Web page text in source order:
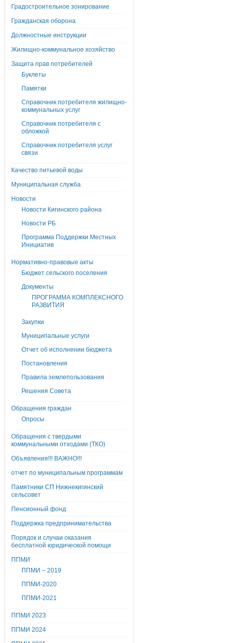
Градостроительное зонирование
Гражданская оборона
Должностные инструкции
Жилищно-коммунальное хозяйство
Защита прав потребителей
Буклеты
Памятки
Справочник потребителя жилищно-
коммунальных услуг
Справочник потребителя с
обложкой
Справочник потребителя услуг
связи
Качество питьевой воды
Муниципальная служба
Новости
Новости Кигинского района
Новости РБ
Программа Поддержки Местных
Инициатив
Нормативно-правовые акты
Бюджет сельского поселения
Документы
ПРОГРАММА КОМПЛЕКСНОГО
РАЗВИТИЯ
Закупки
Муниципальные услуги
Отчет об исполнении бюджета
Постановления
Правила землепользования
Решения Совета
Обращения граждан
Опросы
Обращения с твердыми
коммунальными отходами (ТКО)
Объявления!!! ВАЖНО!!!
отчет по муниципальным программам
Памятники СП Нижнекигинский
сельсовет
Пенсионный фонд
Поддержка предпринимательства
Порядок и случаи оказания
бесплатной юридической помощи
ППМИ
ППМИ – 2019
ППМИ-2020
ППМИ-2021
ППМИ 2023
ППМИ 2024